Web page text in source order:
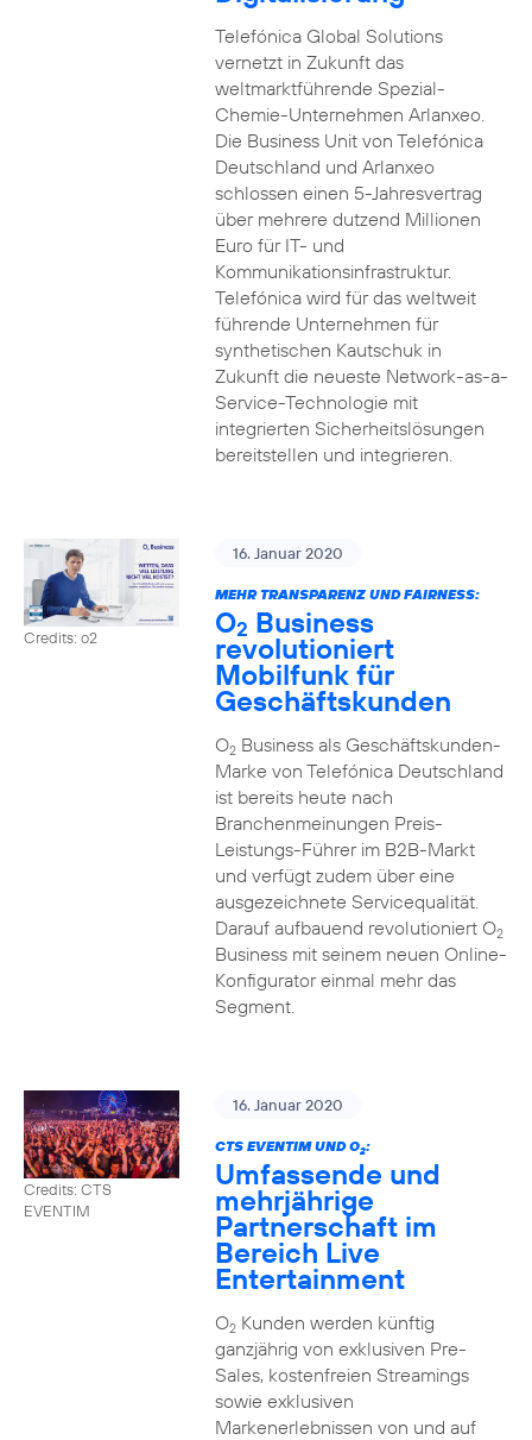
Telefónica Global Solutions
vernetzt in Zukunft das
weltmarktführende Spezial-
Chemie-Unternehmen Arlanxeo.
Die Business Unit von Telefónica
Deutschland und Arlanxeo
schlossen einen 5-Jahresvertrag
über mehrere dutzend Millionen
Euro für IT- und
Kommunikationsinfrastruktur.
Telefónica wird für das weltweit
führende Unternehmen für
synthetischen Kautschuk in
Zukunft die neueste Network-as-a-
Service-Technologie mit
integrierten Sicherheitslösungen
bereitstellen und integrieren.
Credits: o2
16. Januar 2020
MEHR TRANSPARENZ UND FAIRNESS:
O2 Business
revolutioniert
Mobilfunk für
Geschäftskunden
O2Business als Geschäftskunden-
Marke von Telefónica Deutschland
ist bereits heute nach
Branchenmeinungen Preis-
Leistungs-Führer im B2B-Markt
und verfügt zudem über eine
ausgezeichnete Servicequalität.
Darauf aufbauend revolutioniert O2
Business mit seinem neuen Online-
Konfigurator einmal mehr das
Segment.
Credits: CTS
EVENTIM
16. Januar 2020
CTS EVENTIM UND O2:
Umfassende und
mehrjährige
Partnerschaft im
Bereich Live
Entertainment
O2Kunden werden künftig
ganzjährig von exklusiven Pre-
Sales, kostenfreien Streamings
sowie exklusiven
Markenerlebnissen von und auf